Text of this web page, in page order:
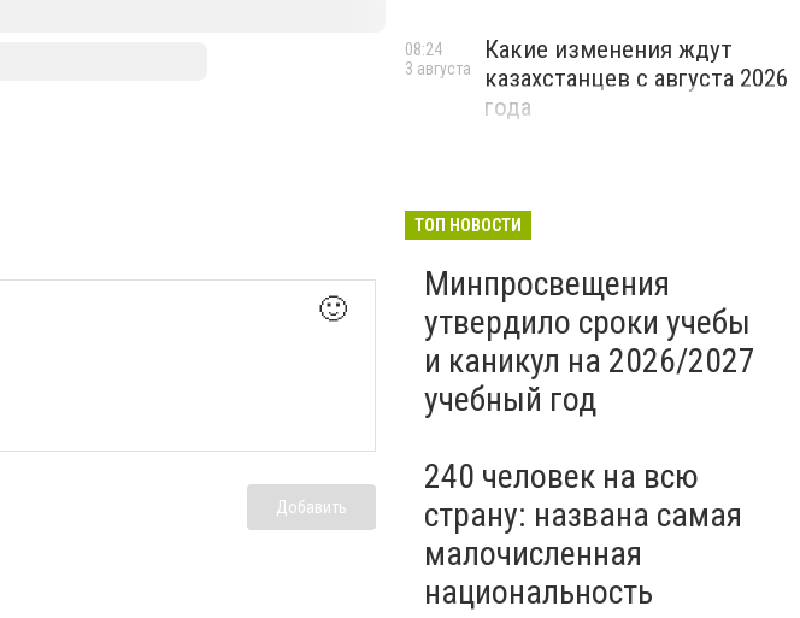
🙂
Добавить
Какие изменения ждут
казахстанцев с августа 2026
года
08:24
3 августа
ТОП НОВОСТИ
Минпросвещения
утвердило сроки учебы
и каникул на 2026/2027
учебный год
240 человек на всю
страну: названа самая
малочисленная
национальность